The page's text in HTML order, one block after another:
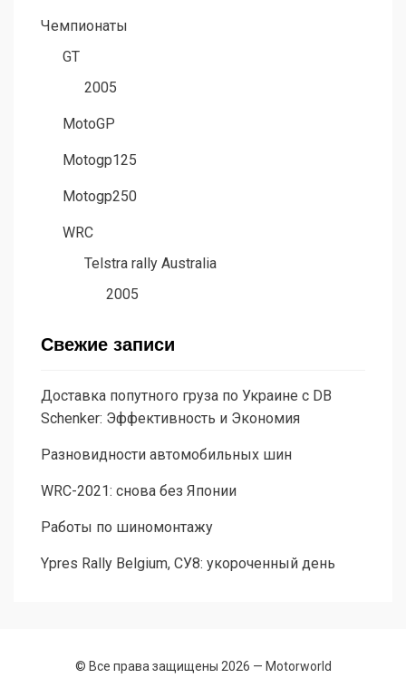
Чемпионаты
GT
2005
MotoGP
Motogp125
Motogp250
WRC
Telstra rally Australia
2005
Свежие записи
Доставка попутного груза по Украине с DB
Schenker: Эффективность и Экономия
Разновидности автомобильных шин
WRC-2021: снова без Японии
Работы по шиномонтажу
Ypres Rally Belgium, СУ8: укороченный день
© Все права защищены 2026 — Motorworld